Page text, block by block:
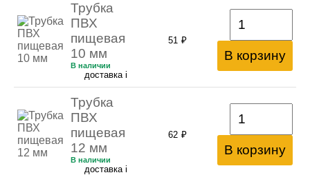
Трубка
ПВХ
пищевая
10 мм
В наличии
доставка i
51 ₽
В корзину
Трубка
ПВХ
пищевая
12 мм
В наличии
доставка i
62 ₽
В корзину